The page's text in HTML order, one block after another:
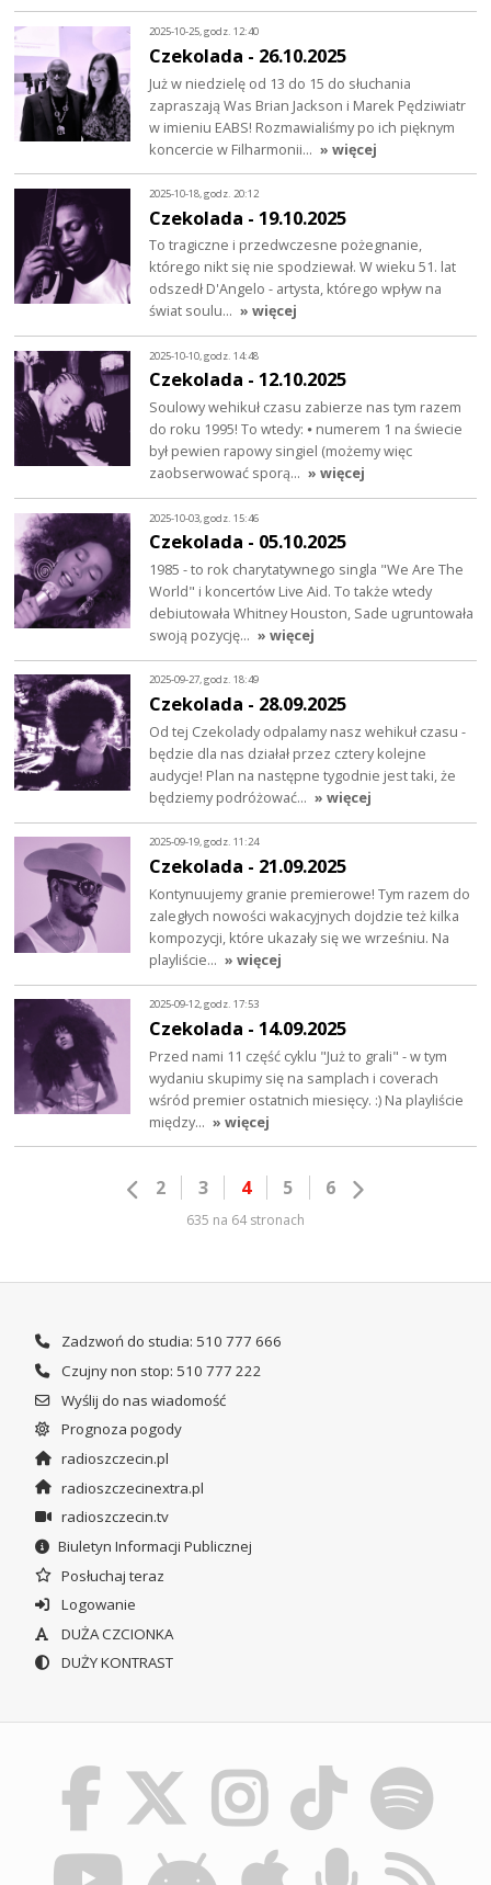
2025-10-25, godz. 12:40
Czekolada - 26.10.2025
Już w niedzielę od 13 do 15 do słuchania
zapraszają Was Brian Jackson i Marek Pędziwiatr
w imieniu EABS! Rozmawialiśmy po ich pięknym
koncercie w Filharmonii… » więcej
2025-10-18, godz. 20:12
Czekolada - 19.10.2025
To tragiczne i przedwczesne pożegnanie,
którego nikt się nie spodziewał. W wieku 51. lat
odszedł D'Angelo - artysta, którego wpływ na
świat soulu… » więcej
2025-10-10, godz. 14:48
Czekolada - 12.10.2025
Soulowy wehikuł czasu zabierze nas tym razem
do roku 1995! To wtedy: ⦁ numerem 1 na świecie
był pewien rapowy singiel (możemy więc
zaobserwować sporą… » więcej
2025-10-03, godz. 15:46
Czekolada - 05.10.2025
1985 - to rok charytatywnego singla "We Are The
World" i koncertów Live Aid. To także wtedy
debiutowała Whitney Houston, Sade ugruntowała
swoją pozycję… » więcej
2025-09-27, godz. 18:49
Czekolada - 28.09.2025
Od tej Czekolady odpalamy nasz wehikuł czasu -
będzie dla nas działał przez cztery kolejne
audycje! Plan na następne tygodnie jest taki, że
będziemy podróżować… » więcej
2025-09-19, godz. 11:24
Czekolada - 21.09.2025
Kontynuujemy granie premierowe! Tym razem do
zaległych nowości wakacyjnych dojdzie też kilka
kompozycji, które ukazały się we wrześniu. Na
playliście… » więcej
2025-09-12, godz. 17:53
Czekolada - 14.09.2025
Przed nami 11 część cyklu "Już to grali" - w tym
wydaniu skupimy się na samplach i coverach
wśród premier ostatnich miesięcy. :) Na playliście
między… » więcej
2 3 4 5 6
635 na 64 stronach
Zadzwoń do studia: 510 777 666
Czujny non stop: 510 777 222
Wyślij do nas wiadomość
Prognoza pogody
radioszczecin.pl
radioszczecinextra.pl
radioszczecin.tv
Biuletyn Informacji Publicznej
Posłuchaj teraz
Logowanie
DUŻA CZCIONKA
DUŻY KONTRAST